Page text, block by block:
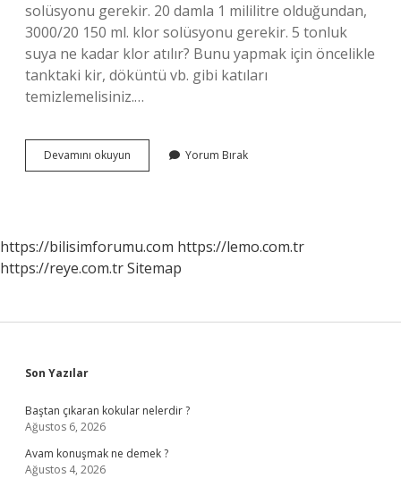
solüsyonu gerekir. 20 damla 1 mililitre olduğundan,
3000/20 150 ml. klor solüsyonu gerekir. 5 tonluk
suya ne kadar klor atılır? Bunu yapmak için öncelikle
tanktaki kir, döküntü vb. gibi katıları
temizlemelisiniz.…
Devamını okuyun
M3
Atılır
Yorum Bırak
https://bilisimforumu.com https://lemo.com.tr
https://reye.com.trSitemap
Sidebar
Son Yazılar
Baştan çıkaran kokular nelerdir ?
Ağustos 6, 2026
Avam konuşmak ne demek ?
Ağustos 4, 2026